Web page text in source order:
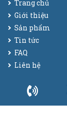
Trang chủ
Giới thiệu
Sản phẩm
Tin tức
FAQ
Liên hệ